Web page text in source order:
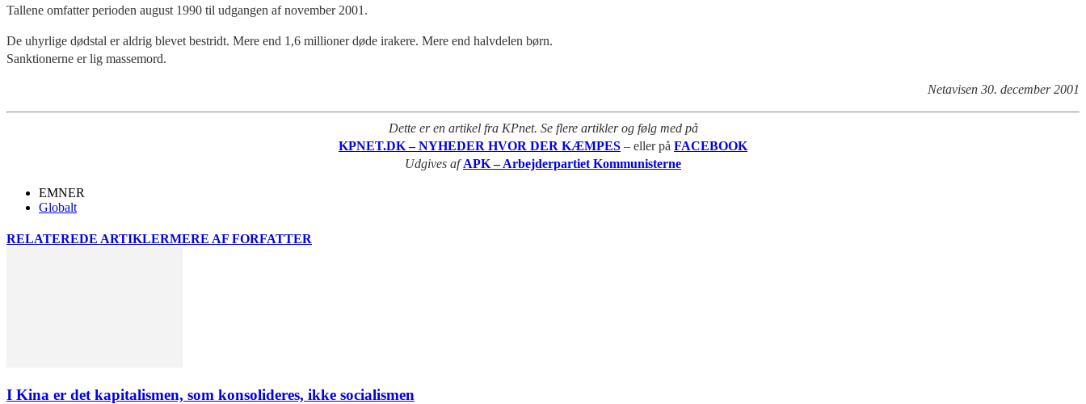
Tallene omfatter perioden august 1990 til udgangen af november 2001.
De uhyrlige dødstal er aldrig blevet bestridt. Mere end 1,6 millioner døde irakere. Mere end halvdelen børn.
Sanktionerne er lig massemord.
Netavisen 30. december 2001
Dette er en artikel fra KPnet. Se flere artikler og følg med på
KPNET.DK – NYHEDER HVOR DER KÆMPES – eller på FACEBOOK
Udgives afAPK – Arbejderpartiet Kommunisterne
EMNER
Globalt
RELATEREDE ARTIKLERMERE AF FORFATTER
I Kina er det kapitalismen, som konsolideres, ikke socialismen